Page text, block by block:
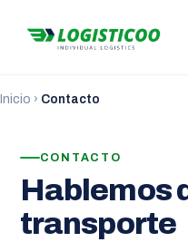
Inicio › Contacto
CONTACTO
Hablemos
transporte